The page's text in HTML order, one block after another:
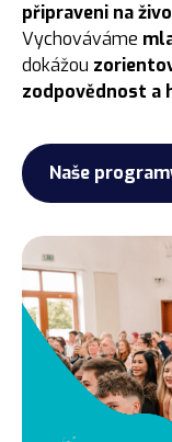
připraveni na
Vychováváme
dokážou
zodpovědnost a
Naše